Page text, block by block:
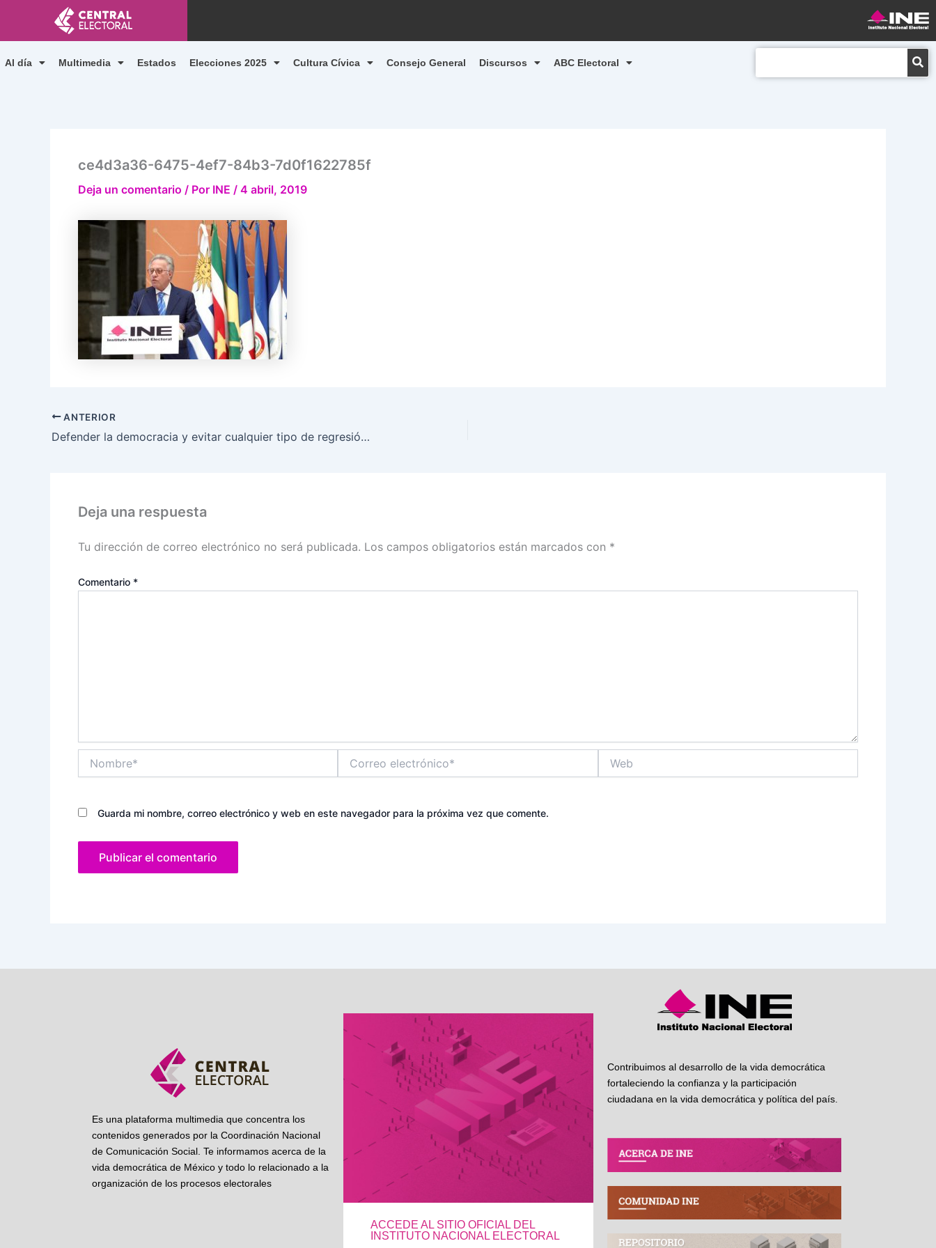
contenido
Al día Multimedia Estados Elecciones 2025 Cultura Cívica Consejo General Discursos ABC Electoral
ce4d3a36-6475-4ef7-84b3-7d0f1622785f
Deja un comentario / Por INE / 4 abril, 2019
ANTERIOR
Defender la democracia y evitar cualquier tipo de regresión, debe ser obra de toda la sociedad mexicana: Lorenzo Córdova
Deja una respuesta
Tu dirección de correo electrónico no será publicada. Los campos obligatorios están marcados con *
Comentario *
electrónico*
Guarda mi nombre, correo electrónico y web en este navegador para la próxima vez que comente.
Es una plataforma multimedia que concentra los
contenidos generados por la Coordinación Nacional
de Comunicación Social. Te informamos acerca de la
vida democrática de México y todo lo relacionado a la
organización de los procesos electorales
ACCEDE AL SITIO OFICIAL DEL
INSTITUTO NACIONAL ELECTORAL
Contribuimos al desarrollo de la vida democrática
fortaleciendo la confianza y la participación
ciudadana en la vida democrática y política del país.